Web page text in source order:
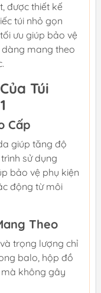
được thiết kế
túi nhỏ gọn
ưu giúp bảo vệ
mang theo
Túi
Cấp
giúp tăng độ
sử dụng
bảo vệ phụ kiện
động từ môi
Theo
và trọng lượng chỉ
balo, hộp đồ
không gây